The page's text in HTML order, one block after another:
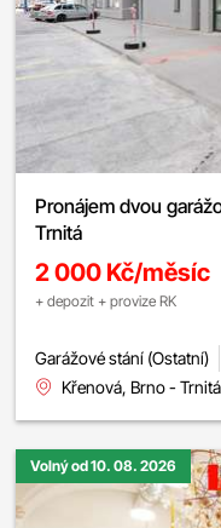
Pronájem dvou
Trnitá
2 000 Kč/měsíc
+ depozit + provize RK
Garážové stání (Ostatní)
Křenová, Brno - Trnitá
Volný od 10. 08. 2026